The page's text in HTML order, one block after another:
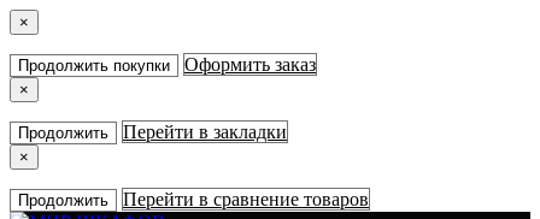
×
Продолжить покупки Оформить заказ
×
Продолжить Перейти в закладки
×
Продолжить Перейти в сравнение товаров